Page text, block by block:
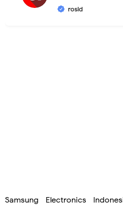
rosid
Samsung Electronics